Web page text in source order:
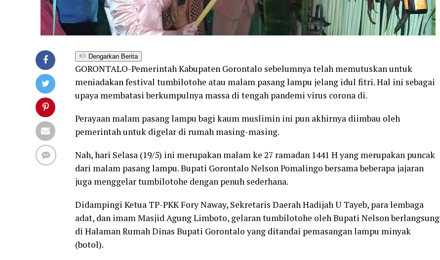
Dengarkan Berita
GORONTALO-Pemerintah Kabupaten Gorontalo sebelumnya telah memutuskan untuk
meniadakan festival tumbilotohe atau malam pasang lampu jelang idul fitri. Hal ini sebagai
upaya membatasi berkumpulnya massa di tengah pandemi virus corona di.
Perayaan malam pasang lampu bagi kaum muslimin ini pun akhirnya diimbau oleh
pemerintah untuk digelar di rumah masing-masing.
Nah, hari Selasa (19/5) ini merupakan malam ke 27 ramadan 1441 H yang merupakan puncak
dari malam pasang lampu. Bupati Gorontalo Nelson Pomalingo bersama beberapa jajaran
juga menggelar tumbilotohe dengan penuh sederhana.
Didampingi Ketua TP-PKK Fory Naway, Sekretaris Daerah Hadijah U Tayeb, para lembaga
adat, dan imam Masjid Agung Limboto, gelaran tumbilotohe oleh Bupati Nelson berlangsung
di Halaman Rumah Dinas Bupati Gorontalo yang ditandai pemasangan lampu minyak
(botol).